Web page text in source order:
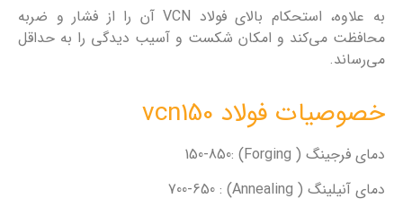
به علاوه، استحکام بالای فولاد VCN آن را از فشار و ضربه
محافظت می‌کند و امکان شکست و آسیب دیدگی را به حداقل
می‌رساند.
خصوصیات فولاد vcn150
دمای فرجینگ ( Forging) :150-850
دمای آنیلینگ ( Annealing) : 700-650